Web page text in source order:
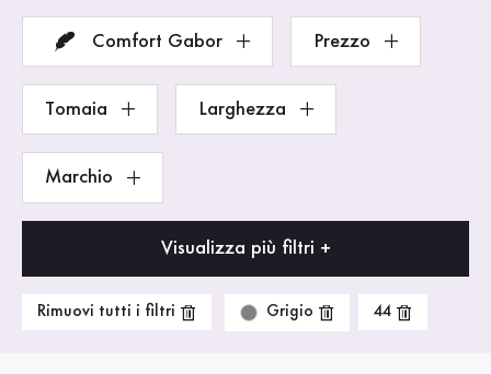
Comfort Gabor Prezzo
Tomaia Larghezza
Marchio
Visualizza più filtri +
Rimuovi tutti i filtri Grigio 44